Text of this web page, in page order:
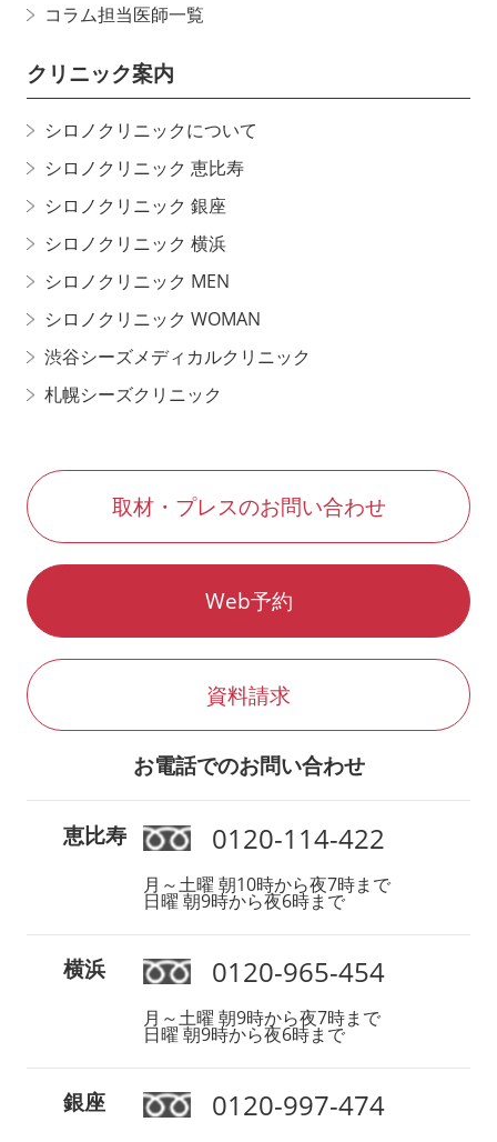
コラム担当医師一覧
クリニック案内
シロノクリニックについて
シロノクリニック 恵比寿
シロノクリニック 銀座
シロノクリニック 横浜
シロノクリニック MEN
シロノクリニック WOMAN
渋谷シーズメディカルクリニック
札幌シーズクリニック
取材・プレスのお問い合わせ
Web予約
資料請求
お電話でのお問い合わせ
恵比寿 0120-114-422
月～土曜 朝10時から夜7時まで
日曜 朝9時から夜6時まで
横浜 0120-965-454
月～土曜 朝9時から夜7時まで
日曜 朝9時から夜6時まで
銀座 0120-997-474